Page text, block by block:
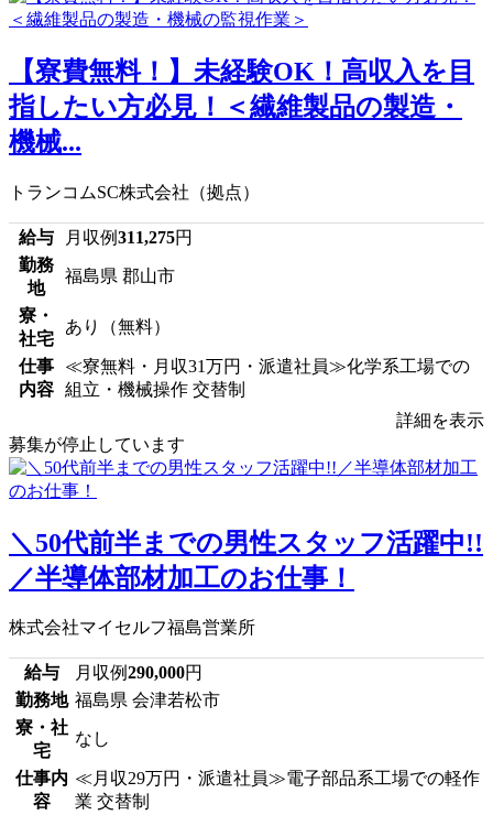
【寮費無料！】未経験OK！高収入を目
指したい方必見！＜繊維製品の製造・
機械...
トランコムSC株式会社（拠点）
給与 月収例311,275円
勤務
地
福島県 郡山市
寮・
社宅
あり（無料）
仕事
内容
≪寮無料・月収31万円・派遣社員≫化学系工場での
組立・機械操作 交替制
詳細を表示
募集が停止しています
＼50代前半までの男性スタッフ活躍中!!
／半導体部材加工のお仕事！
株式会社マイセルフ福島営業所
給与 月収例290,000円
勤務地 福島県 会津若松市
寮・社
宅
なし
仕事内
容
≪月収29万円・派遣社員≫電子部品系工場での軽作
業 交替制